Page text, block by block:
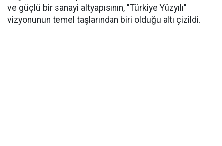
ve güçlü bir sanayi altyapısının, "Türkiye Yüzyılı"
vizyonunun temel taşlarından biri olduğu altı çizildi.